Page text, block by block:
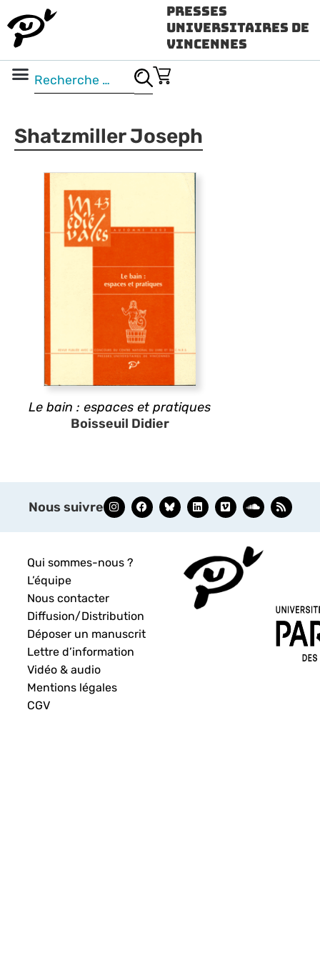
Presses
Universitaires de
Vincennes
Shatzmiller Joseph
Le bain : espaces et pratiques
Boisseuil Didier
Nous suivre
Qui sommes-nous ?
L’équipe
Nous contacter
Diffusion/Distribution
Déposer un manuscrit
Lettre d’information
Vidéo & audio
Mentions légales
CGV